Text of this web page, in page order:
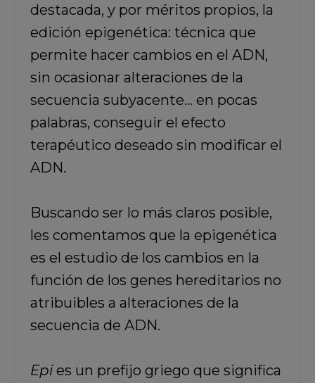
destacada, y por méritos propios, la
edición epigenética: técnica que
permite hacer cambios en el ADN,
sin ocasionar alteraciones de la
secuencia subyacente… en pocas
palabras, conseguir el efecto
terapéutico deseado sin modificar el
ADN.
Buscando ser lo más claros posible,
les comentamos que la epigenética
es el estudio de los cambios en la
función de los genes hereditarios no
atribuibles a alteraciones de la
secuencia de ADN.
Epies un prefijo griego que significa